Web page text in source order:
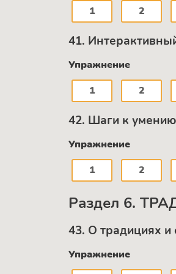
1
2
41.
Упражнение
1
2
42. Шаги к
Упражнение
1
2
Раздел 6.
43. О традициях и
Упражнение